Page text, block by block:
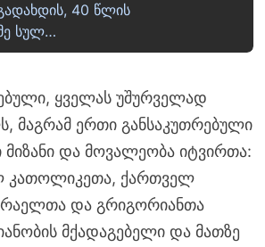
40 წლის
სულ…
ყველას უშურველად
მაგრამ ერთი განსაკუთრებული
და მოვალეობა იტვირთა:
კათოლიკეთა, ქართველ
და გრიგორიანთა
მქადაგებელი და მათზე